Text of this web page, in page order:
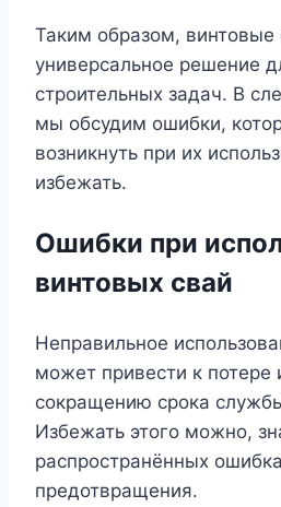
Таким образом,
универсальное решение
строительных задач. В
мы обсудим ошибки,
возникнуть при их
избежать.
Ошибки при
винтовых свай
Неправильное
может привести к потере
сокращению срока
Избежать этого можно,
распространённых
предотвращения.